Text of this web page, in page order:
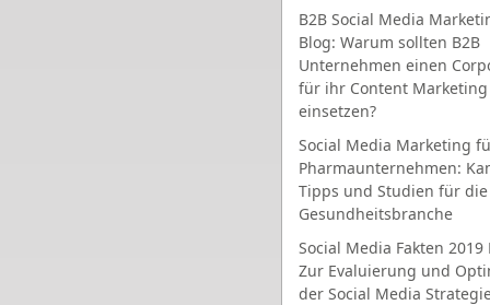
B2B Social Media
Blog: Warum sollten B2B
Unternehmen einen
für ihr Content Marketing
einsetzen?
Social Media Marketing
Pharmaunternehmen:
Tipps und Studien für die
Gesundheitsbranche
Social Media Fakten 2019
Zur Evaluierung und
der Social Media